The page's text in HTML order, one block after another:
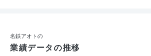
名鉄アオトの
業績データの推移